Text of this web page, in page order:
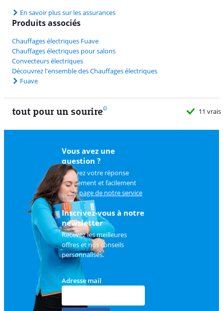
En savoir plus sur les assurances
Produits associés
Chauffages électriques Fuave
Chauffages électriques pour salons
Convecteurs électriques
Découvrez l'ensemble des Chauffages électriques
Fuave
tout pour un sourire
11 vrais magasins
Vous avez une
question ?
Trouvez votre réponse
rapidement et facilement
surla page de notre service
client.
Inscrivez-vous à notre
newsletter
Recevez les meilleures
offres et nos conseils
personnalisés.
Adresse mail